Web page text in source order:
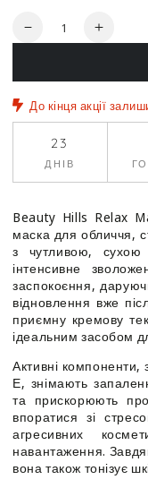
Кількість
Зменшити
для
всіх
типів
шкіри
-
Hills
Relax
Mask
для
всіх
шкіри
-
Hills
Relax
Mask
До кінця акції
23
ДНІВ
Beauty Hills Relax
маска для обличчя,
з чутливою, сухою
інтенсивне
заспокоєння,
відновлення вже
приємну кремову
ідеальним засобом
Активні компоненти,
Е, знімають
та прискорюють
впоратися зі
агресивних
навантаження.
вона також тонізує